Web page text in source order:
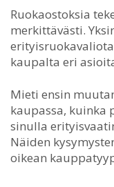
Ruokaostoksia
merkittävästi.
kaupalta eri
Mieti ensin
kaupassa, kuinka
sinulla
Näiden
oikean